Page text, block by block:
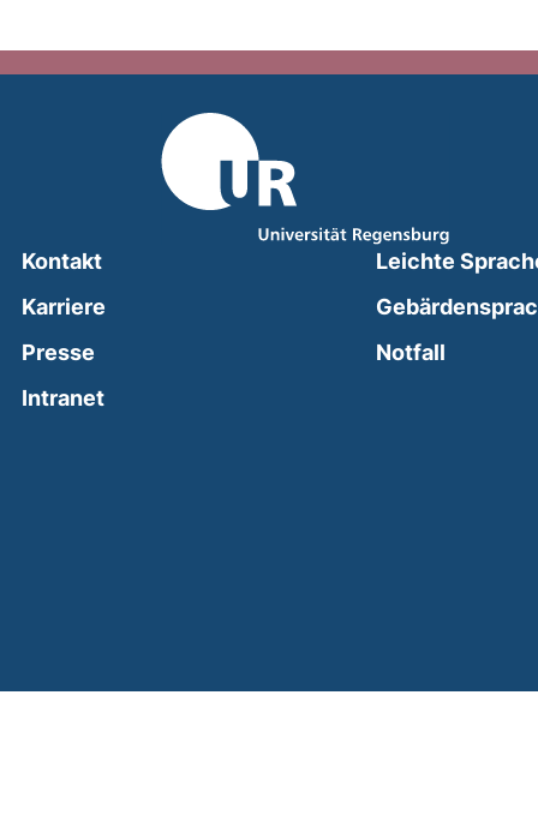
Kontakt
Karriere
Presse
Intranet(external link, opens in a new window)
Leichte
Notfall